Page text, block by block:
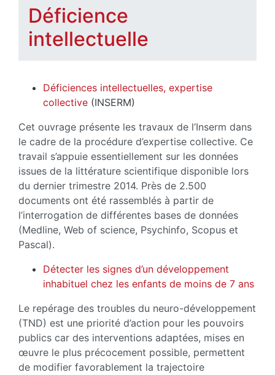
Déficience
intellectuelle
Déficiences intellectuelles, expertise
collective (INSERM)
Cet ouvrage présente les travaux de l’Inserm dans
le cadre de la procédure d’expertise collective. Ce
travail s’appuie essentiellement sur les données
issues de la littérature scientifique disponible lors
du dernier trimestre 2014. Près de 2.500
documents ont été rassemblés à partir de
l’interrogation de différentes bases de données
(Medline, Web of science, Psychinfo, Scopus et
Pascal).
Détecter les signes d’un développement
inhabituel chez les enfants de moins de 7 ans
Le repérage des troubles du neuro-développement
(TND) est une priorité d’action pour les pouvoirs
publics car des interventions adaptées, mises en
œuvre le plus précocement possible, permettent
de modifier favorablement la trajectoire